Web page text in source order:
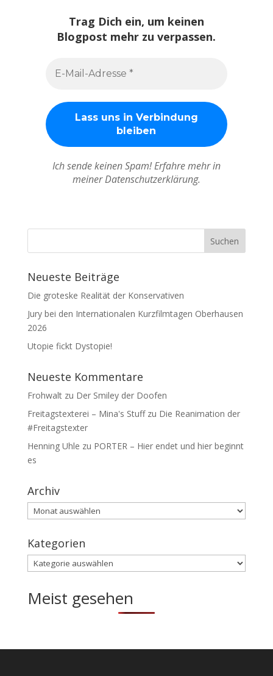
Trag Dich ein, um keinen
Blogpost mehr zu verpassen.
Ich sende keinen Spam! Erfahre mehr in
meiner Datenschutzerklärung.
Neueste Beiträge
Die groteske Realität der Konservativen
Jury bei den Internationalen Kurzfilmtagen Oberhausen
2026
Utopie fickt Dystopie!
Neueste Kommentare
Frohwaltzu Der Smiley der Doofen
Freitagstexterei – Mina's Stuffzu Die Reanimation der
#Freitagstexter
Henning Uhle zu PORTER – Hier endet und hier beginnt
es
Archiv
Archiv
Kategorien
Kategorien
Meist gesehen